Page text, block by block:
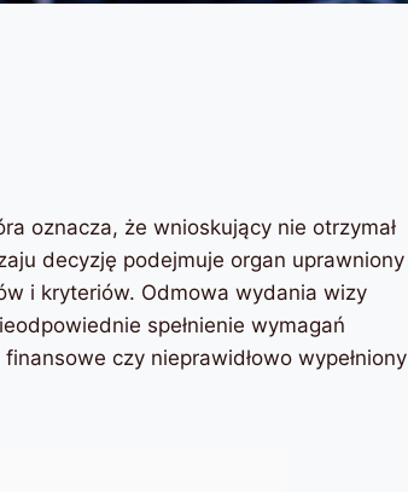
oznacza, że ​​wnioskujący nie otrzymał
decyzję podejmuje organ uprawniony
i kryteriów. Odmowa wydania wizy
spełnienie wymagań
czy nieprawidłowo wypełniony